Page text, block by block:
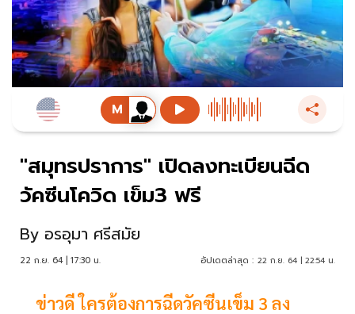
"สมุทรปราการ" เปิดลงทะเบียนฉีด
วัคซีนโควิด เข็ม3 ฟรี
By อรอุมา ศรีสมัย
22 ก.ย. 64 | 17:30 น. อัปเดตล่าสุด : 22 ก.ย. 64 | 22:54 น.
ข่าวดี ใครต้องการฉีดวัคซีนเข็ม 3 ลง